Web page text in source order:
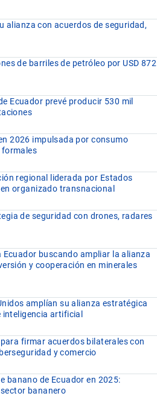
alianza con acuerdos de seguridad,
de barriles de petróleo por USD 872
Ecuador prevé producir 530 mil
2026 impulsada por consumo
formales
regional liderada por Estados
organizado transnacional
de seguridad con drones, radares
buscando ampliar la alianza
y cooperación en minerales
amplían su alianza estratégica
artificial
firmar acuerdos bilaterales con
y comercio
banano de Ecuador en 2025:
bananero